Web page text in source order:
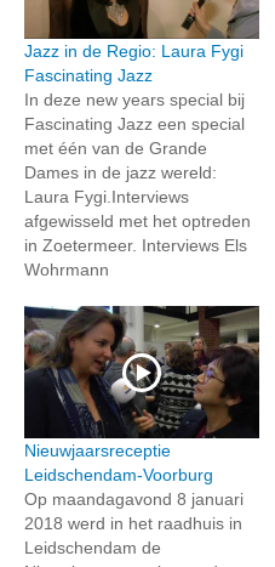
Jazz in de Regio: Laura Fygi
Fascinating Jazz
In deze new years special bij
Fascinating Jazz een special
met één van de Grande
Dames in de jazz wereld:
Laura Fygi.Interviews
afgewisseld met het optreden
in Zoetermeer. Interviews Els
Wohrmann
Nieuwjaarsreceptie
Leidschendam-Voorburg
Op maandagavond 8 januari
2018 werd in het raadhuis in
Leidschendam de